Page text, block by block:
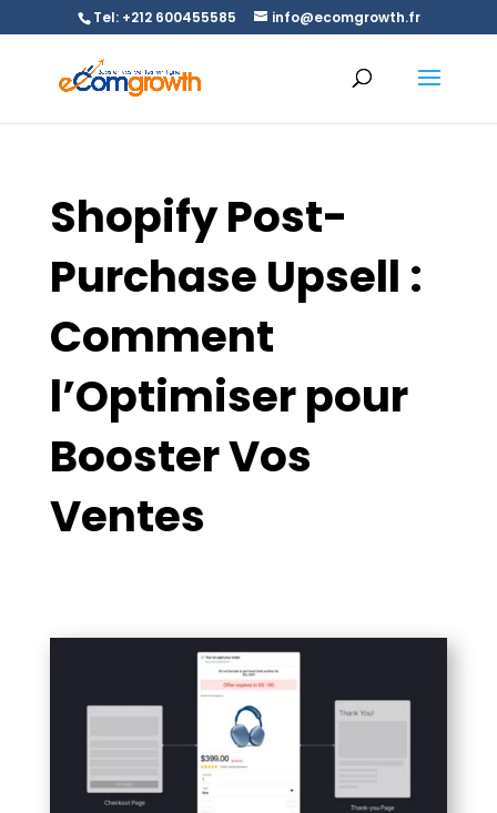
Tel: +212 600455585 info@ecomgrowth.fr
Shopify Post-
Purchase Upsell :
Comment
l’Optimiser pour
Booster Vos
Ventes